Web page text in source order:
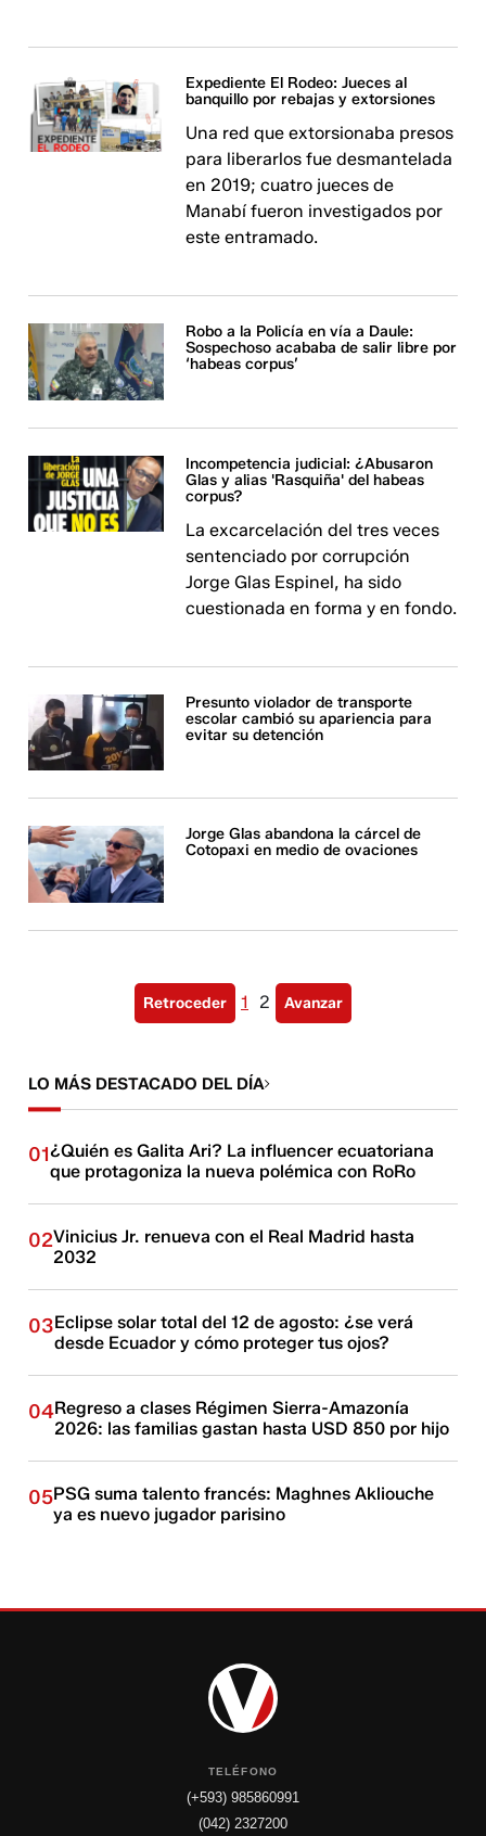
Expediente El Rodeo: Jueces al
banquillo por rebajas y extorsiones
Una red que extorsionaba presos
para liberarlos fue desmantelada
en 2019; cuatro jueces de
Manabí fueron investigados por
este entramado.
Robo a la Policía en vía a Daule:
Sospechoso acababa de salir libre por
‘habeas corpus’
Incompetencia judicial: ¿Abusaron
Glas y alias 'Rasquiña' del habeas
corpus?
La excarcelación del tres veces
sentenciado por corrupción
Jorge Glas Espinel, ha sido
cuestionada en forma y en fondo.
Presunto violador de transporte
escolar cambió su apariencia para
evitar su detención
Jorge Glas abandona la cárcel de
Cotopaxi en medio de ovaciones
Retroceder 1 2 Avanzar
LO MÁS DESTACADO DEL DÍA
01¿Quién es Galita Ari? La influencer ecuatoriana
que protagoniza la nueva polémica con RoRo
02Vinicius Jr. renueva con el Real Madrid hasta
2032
03Eclipse solar total del 12 de agosto: ¿se verá
desde Ecuador y cómo proteger tus ojos?
04Regreso a clases Régimen Sierra-Amazonía
2026: las familias gastan hasta USD 850 por hijo
05PSG suma talento francés: Maghnes Akliouche
ya es nuevo jugador parisino
TELÉFONO
(+593) 985860991
(042) 2327200